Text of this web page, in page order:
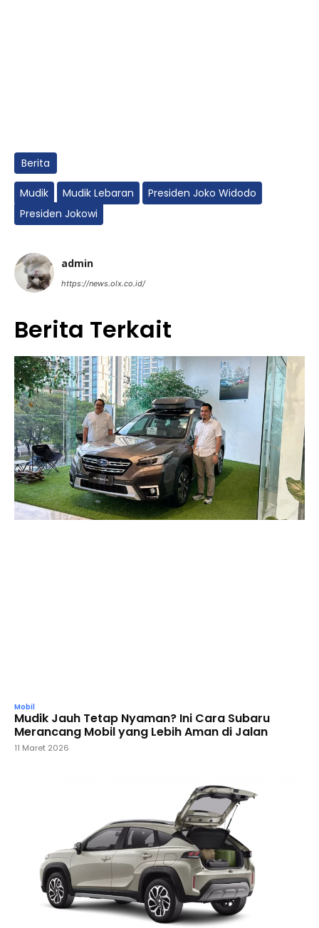
Berita
Mudik Mudik Lebaran
Presiden Joko Widodo
Presiden Jokowi
admin
https://news.olx.co.id/
Berita Terkait
Mobil
Mudik Jauh Tetap Nyaman? Ini Cara Subaru
Merancang Mobil yang Lebih Aman di Jalan
11 Maret 2026